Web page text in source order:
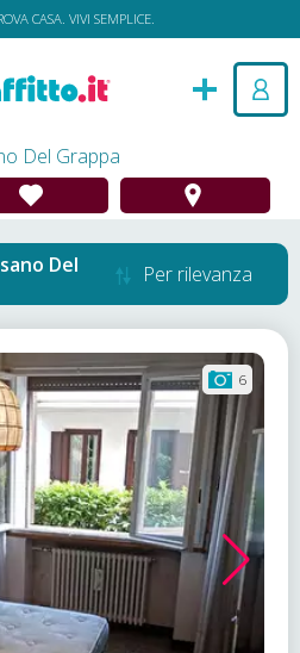
CASA. VIVI SEMPLICE.
Del Grappa
Del Per rilevanza
6